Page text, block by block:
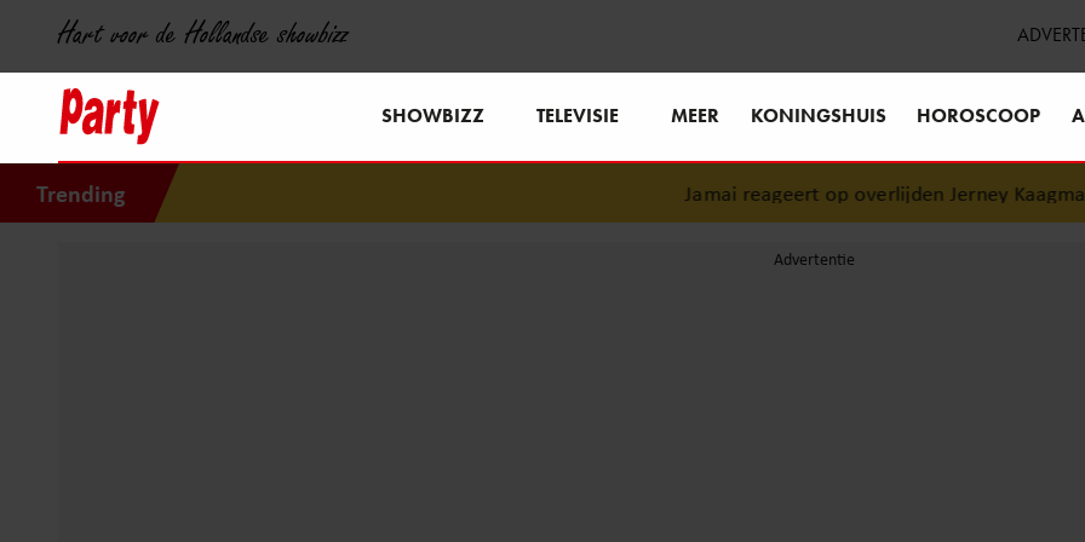
Hart voor de Hollandse showbizz
SHOWBIZZ TELEVISIE MEER KONINGSHUIS HOROSCOOP
Trending Jamai reageert op overlijden Jerney Kaagman